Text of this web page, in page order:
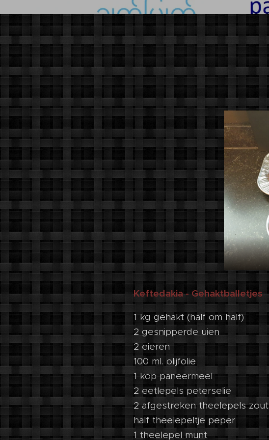
Keftedakia - Gehaktballetjes
1 kg gehakt (half om half)
2 gesnipperde uien
2 eieren
100 ml. olijfolie
1 kop paneermeel
2 eetlepels peterselie
2 afgestreken theelepels zout
half theelepeltje peper
1 theelepel munt